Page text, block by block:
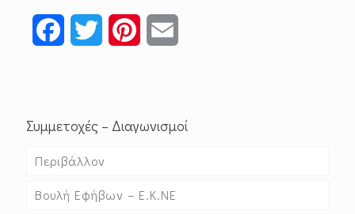
FacebookTwitter Pinterest
Συμμετοχές – Διαγωνισμοί
Περιβάλλον
Βουλή Εφήβων – Ε.Κ.ΝΕ